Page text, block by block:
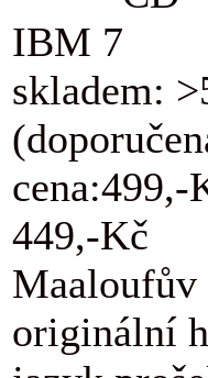
IBM 7
skladem:
cena:499,-
449,-Kč
Maaloufův
originální